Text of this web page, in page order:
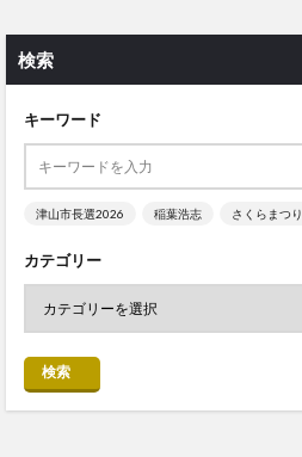
検索
キーワード
津山市長選2026 稲葉浩志 さくらまつり
カテゴリー
検索